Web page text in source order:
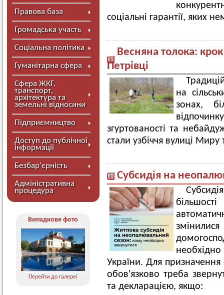
Правова база
Громадська участь
Соціальна політика
Гуманітарна сфера
Сфера ЖКГ,
транспорт,
архітектура та
земельні відносини
Підприємництво
Доступ до публічної
інформації
Безбар’єрність
Адміністративна
процедура
Випадкове фото
Перейти до галереї
соціальні гарантії, яких
Весняна толока:
Петрівці
на
зонах,
згуртованості та
стали узбіччя вулиці Миру
Субсидія на
України. Для призначення
обов'язково треба
та декларацією, якщо: